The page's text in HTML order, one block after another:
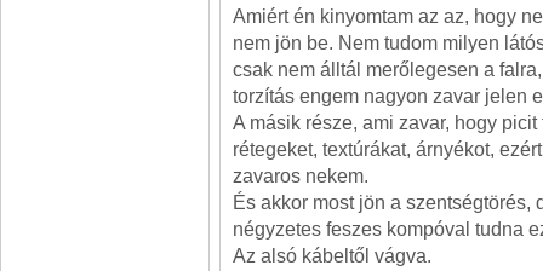
Amiért én kinyomtam az az, hogy
nem jön be. Nem tudom milyen
csak nem álltál merőlegesen a
torzítás engem nagyon zavar jelen
A másik része, ami zavar, hogy
rétegeket, textúrákat, árnyékot,
zavaros nekem.
És akkor most jön a szentségtörés,
négyzetes feszes kompóval tudna
Az alsó kábeltől vágva.